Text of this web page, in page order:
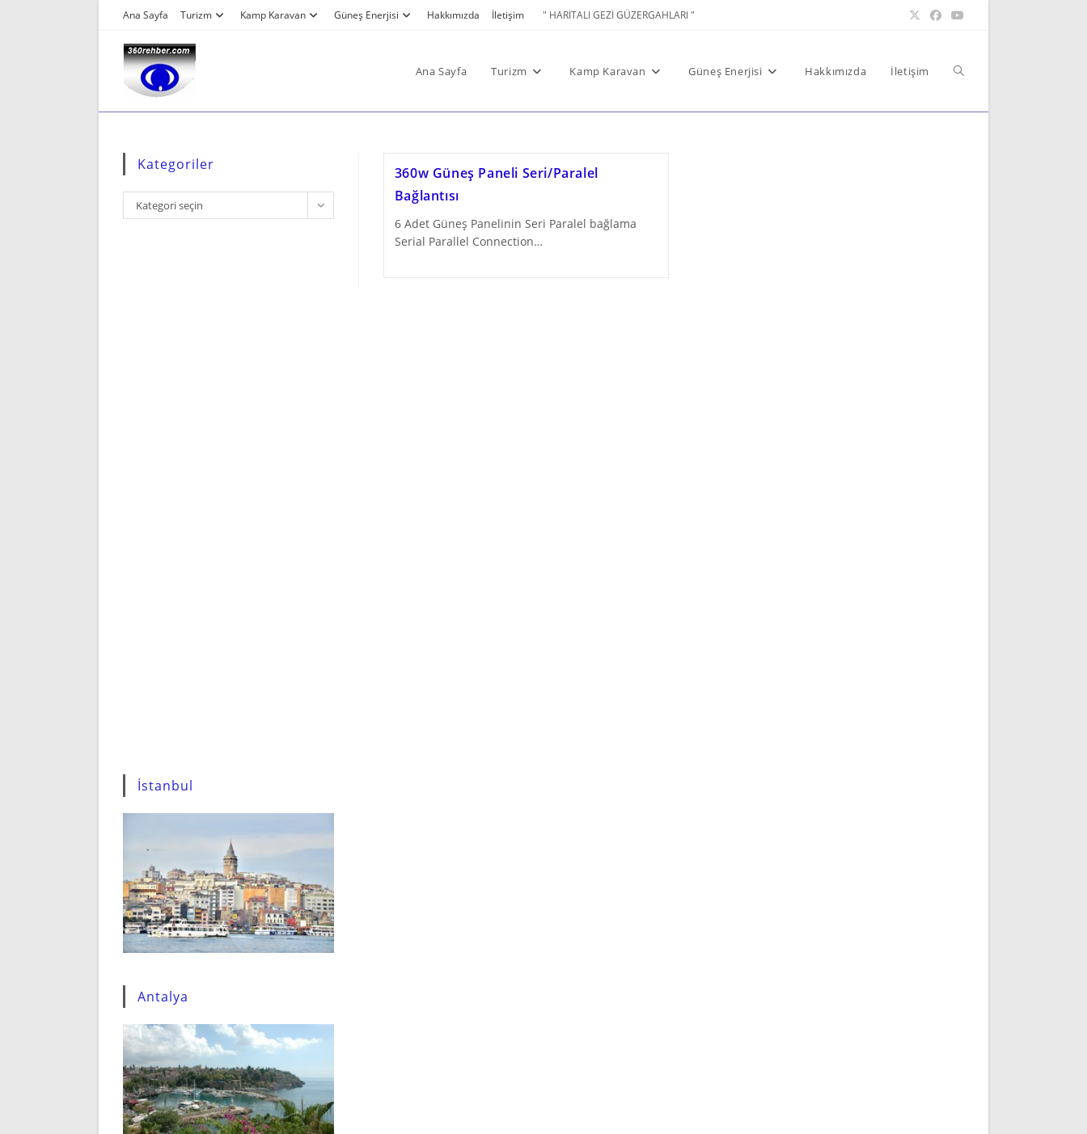
Ana Sayfa Turizm Kamp Karavan Güneş Enerjisi Hakkımızda İletişim " HARİTALI GEZİ GÜZERGAHLARI "
Ana Sayfa Turizm Kamp Karavan Güneş Enerjisi Hakkımızda İletişim Toggle
360w Güneş Paneli Seri/Paralel
Bağlantısı
6 Adet Güneş Panelinin Seri Paralel bağlama
Serial Parallel Connection…
Kategoriler
Kategoriler
Kategori seçin
İstanbul
Antalya